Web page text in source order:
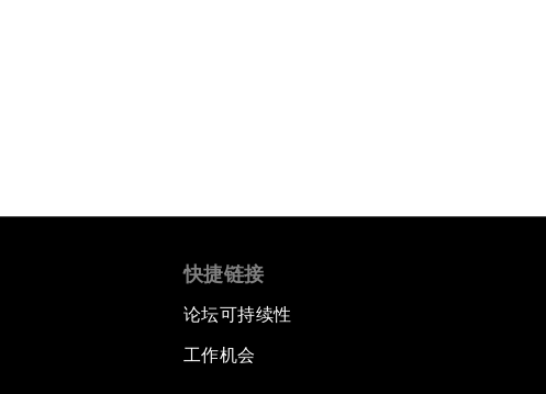
快捷链接
论坛可持续性
工作机会